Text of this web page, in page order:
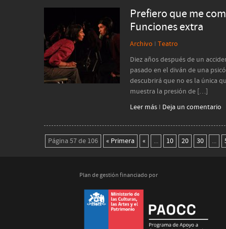
Prefiero que me
Funciones extra
Archivo I Teatro
Diez años después de un
pasado en el diván de una
descubrirá que no es la única
muestra la presión de […]
Leer más I Deja un comentario
Página 57 de 106 « Primera « ... 10 20 30 ...
Plan de gestión financiado por